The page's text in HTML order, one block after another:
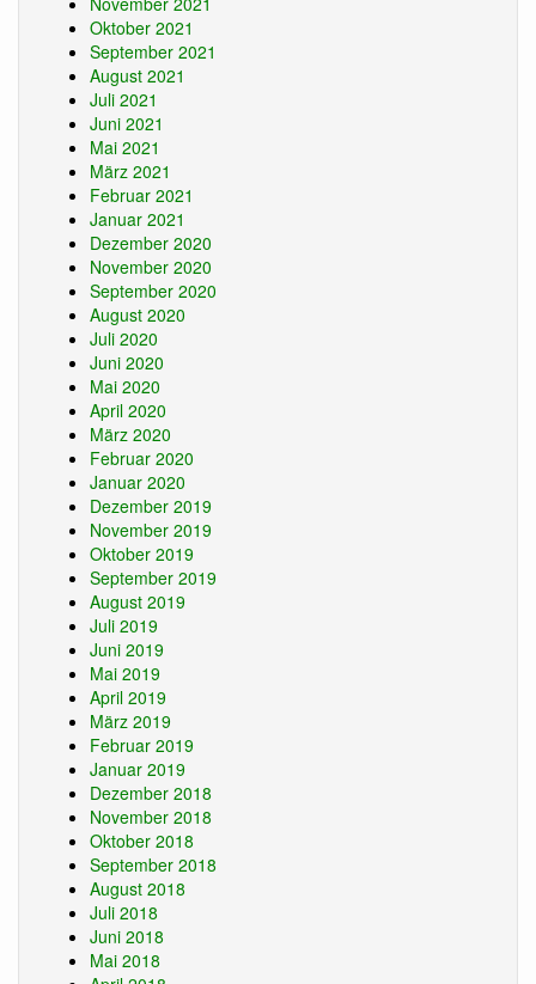
Oktober 2021
September 2021
August 2021
Juli 2021
Juni 2021
Mai 2021
März 2021
Februar 2021
Januar 2021
Dezember 2020
November 2020
September 2020
August 2020
Juli 2020
Juni 2020
Mai 2020
April 2020
März 2020
Februar 2020
Januar 2020
Dezember 2019
November 2019
Oktober 2019
September 2019
August 2019
Juli 2019
Juni 2019
Mai 2019
April 2019
März 2019
Februar 2019
Januar 2019
Dezember 2018
November 2018
Oktober 2018
September 2018
August 2018
Juli 2018
Juni 2018
Mai 2018